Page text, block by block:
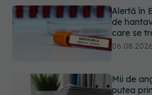
Mii de
putea
care pot